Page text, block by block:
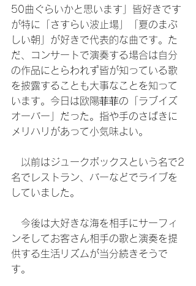
50曲ぐらいかと思います」皆好きです
が特に「さすらい波止場」「夏のまぶ
しい朝」が好きで代表的な曲です。た
だ、コンサートで演奏する場合は自分
の作品にとらわれず皆が知っている歌
を披露することも大事なことを知って
います。今日は欧陽菲菲の「ラブイズ
オーバー」だった。指や手のさばきに
メリハリがあって小気味よい。
以前はジュークボックスという名で2
名でレストラン、バーなどでライブを
していました。
今後は大好きな海を相手にサーフィ
ンそしてお客さん相手の歌と演奏を提
供する生活リズムが当分続きそうで
す。